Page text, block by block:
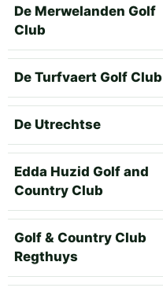
De Merwelanden Golf
Club
De Turfvaert Golf Club
De Utrechtse
Edda Huzid Golf and
Country Club
Golf & Country Club
Regthuys